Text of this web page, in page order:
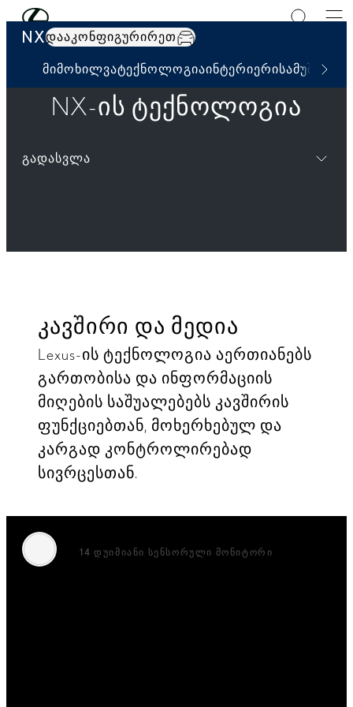
მთავარ კონტენტზე გადასვლა (დააჭირეთ შესვლას)
NXდააკონფიგურირეთ
მიმოხილვატექნოლოგიაინტერიერისამუშაო
NX-ის ტექნოლოგია
გადასვლა
კავშირი და მედია
Lexus-ის ტექნოლოგია აერთიანებს
გართობისა და ინფორმაციის
მიღების საშუალებებს კავშირის
ფუნქციებთან, მოხერხებულ და
კარგად კონტროლირებად
სივრცესთან.
14 დუიმიანი სენსორული მონიტორი